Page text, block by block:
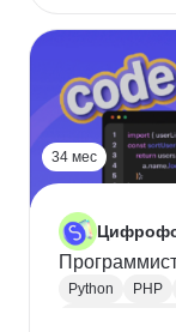
34 мес
Python PHP